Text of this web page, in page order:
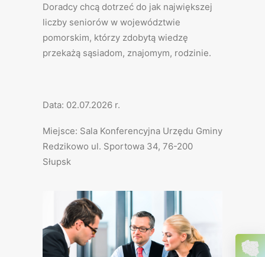
Doradcy chcą dotrzeć do jak największej
liczby seniorów w województwie
pomorskim, którzy zdobytą wiedzę
przekażą sąsiadom, znajomym, rodzinie.
Data: 02.07.2026 r.
Miejsce: Sala Konferencyjna Urzędu Gminy
Redzikowo ul. Sportowa 34, 76-200
Słupsk